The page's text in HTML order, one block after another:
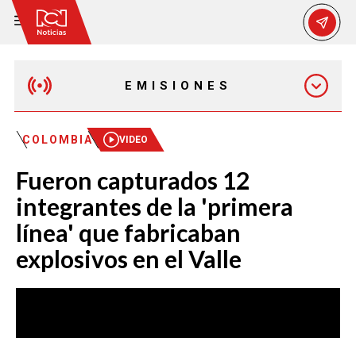
EMISIONES
MAÑANA EXPRESS
EMISIÓN 12:30 PM
EMISIÓN 7:00 PM
EMISIÓN 11:30 PM
COLOMBIA VIDEO
Fueron capturados 12
integrantes de la 'primera
línea' que fabricaban
explosivos en el Valle